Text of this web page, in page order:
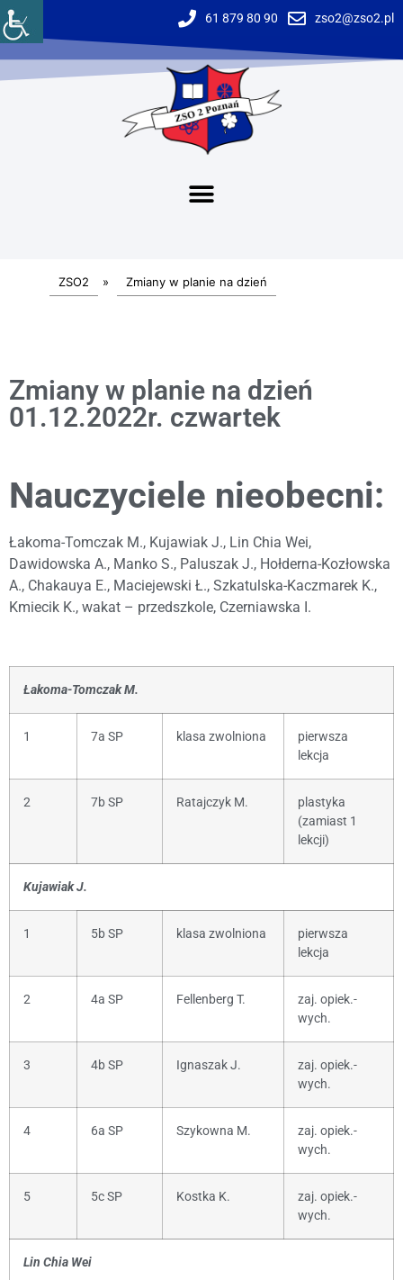
61 879 80 90 zso2@zso2.pl
ZSO2 » Zmiany w planie na dzień
Zmiany w planie na dzień
01.12.2022r. czwartek
Nauczyciele nieobecni:
Łakoma-Tomczak M., Kujawiak J., Lin Chia Wei,
Dawidowska A., Manko S., Paluszak J., Hołderna-Kozłowska
A., Chakauya E., Maciejewski Ł., Szkatulska-Kaczmarek K.,
Kmiecik K., wakat – przedszkole, Czerniawska I.
Łakoma-Tomczak M.
1 7a SP klasa zwolniona
pierwsza
lekcja
2 7b SP Ratajczyk M.
plastyka
(zamiast 1
lekcji)
Kujawiak J.
1 5b SP klasa zwolniona
pierwsza
lekcja
2 4a SP Fellenberg T.
zaj. opiek.-
wych.
3 4b SP Ignaszak J.
zaj. opiek.-
wych.
4 6a SP Szykowna M.
zaj. opiek.-
wych.
5 5c SP Kostka K.
zaj. opiek.-
wych.
Lin Chia Wei